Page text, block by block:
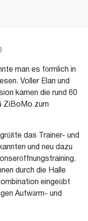
man es förmlich in
Voller Elan und
kamen die rund 60
ZiBoMo zum
das Trainer- und
und neu dazu
durch die Halle
eingeübt
Aufwärm- und